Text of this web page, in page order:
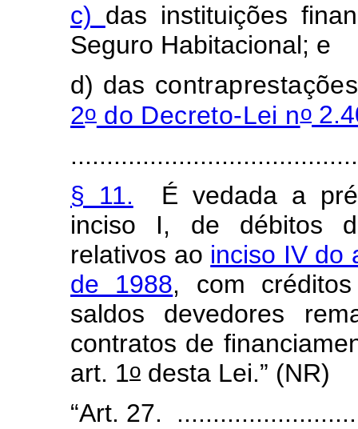
c) das instituições
Seguro Habitacional; e
d) das
2odo Decreto-Lei no
§ 11. É vedada a
inciso I, de débitos
relativos ao inciso IV do
de 1988, com
saldos devedores
contratos de
art. 1o desta Lei.” (NR)
“Art. 27.